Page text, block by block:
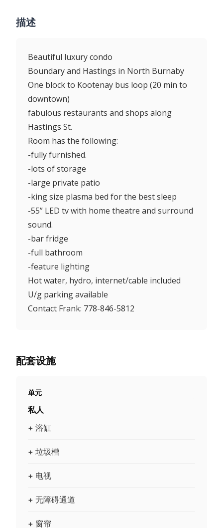
描述
Beautiful luxury condo
Boundary and Hastings in North Burnaby
One block to Kootenay bus loop (20 min to
downtown)
fabulous restaurants and shops along
Hastings St.
Room has the following:
-fully furnished.
-lots of storage
-large private patio
-king size plasma bed for the best sleep
-55” LED tv with home theatre and surround
sound.
-bar fridge
-full bathroom
-feature lighting
Hot water, hydro, internet/cable included
U/g parking available
Contact Frank: 778-846-5812
配套设施
单元
私人
+ 浴缸
+ 垃圾槽
+ 电视
+ 无障碍通道
+ 窗帘